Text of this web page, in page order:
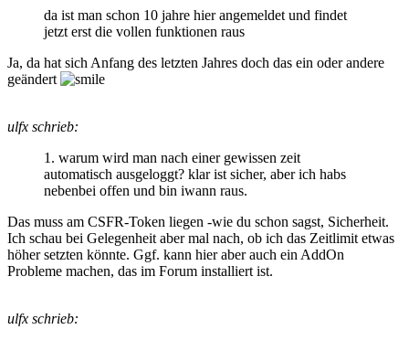
da ist man schon 10 jahre hier angemeldet und findet
jetzt erst die vollen funktionen raus
Ja, da hat sich Anfang des letzten Jahres doch das ein oder andere
geändert
ulfx schrieb:
1. warum wird man nach einer gewissen zeit
automatisch ausgeloggt? klar ist sicher, aber ich habs
nebenbei offen und bin iwann raus.
Das muss am CSFR-Token liegen -wie du schon sagst, Sicherheit.
Ich schau bei Gelegenheit aber mal nach, ob ich das Zeitlimit etwas
höher setzten könnte. Ggf. kann hier aber auch ein AddOn
Probleme machen, das im Forum installiert ist.
ulfx schrieb: